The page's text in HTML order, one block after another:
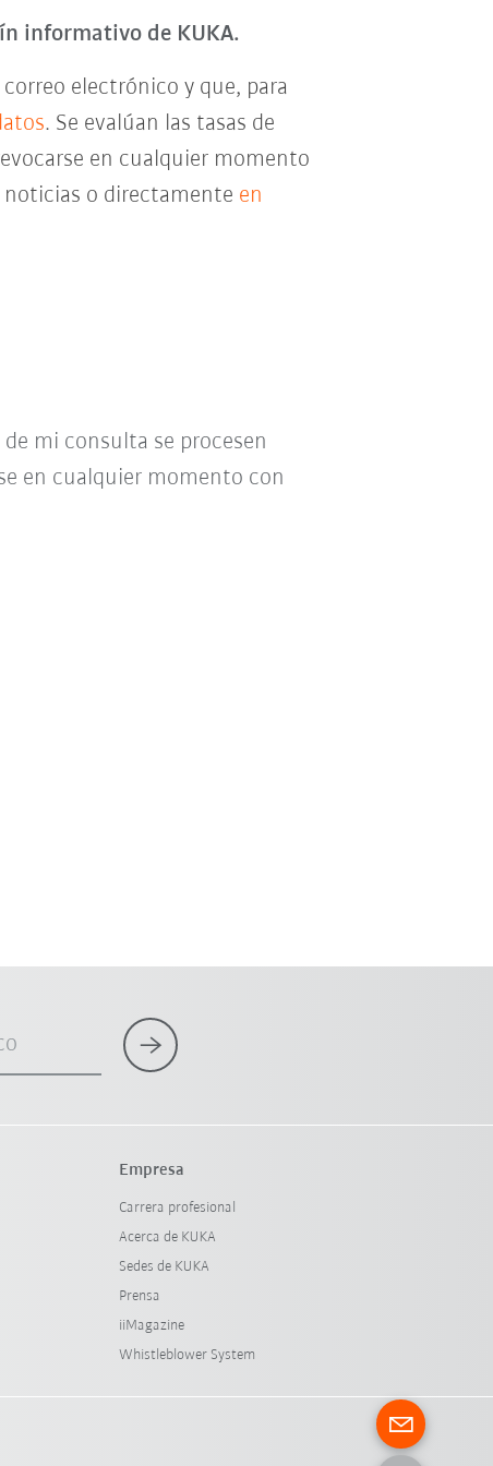
informativo de KUKA.
electrónico y que, para
. Se evalúan las tasas de
en cualquier momento
noticias o directamente en
mi consulta se procesen
en cualquier momento con
Empresa
Carrera profesional
Acerca de KUKA
Sedes de KUKA
Prensa
iiMagazine
Whistleblower System